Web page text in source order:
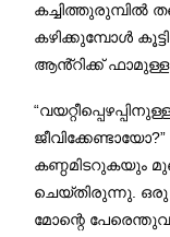
കച്ചിത്തുരുമ്പിൽ
കഴിക്കുമ്പോൾ
ആൻ്റിക്ക് ഫാമുള്ള
കണ്ഠമിടറുകയും
ചെയ്തിരുന്നു. ഒരു
മോന്റെ